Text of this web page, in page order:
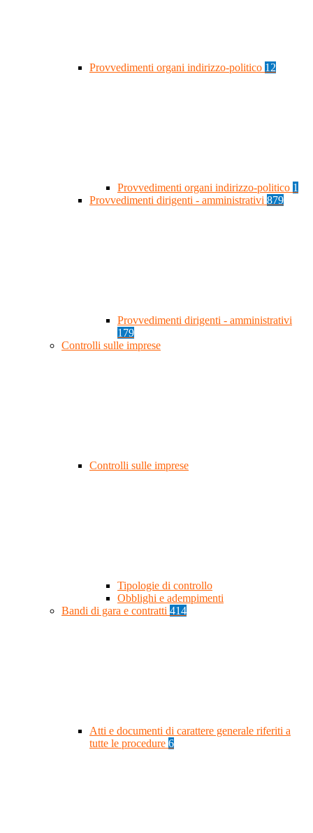
Provvedimenti organi indirizzo-politico 12
Provvedimenti organi indirizzo-politico 1
Provvedimenti dirigenti - amministrativi 879
Provvedimenti dirigenti - amministrativi
179
Controlli sulle imprese
Controlli sulle imprese
Tipologie di controllo
Obblighi e adempimenti
Bandi di gara e contratti 414
Atti e documenti di carattere generale riferiti a
tutte le procedure 6